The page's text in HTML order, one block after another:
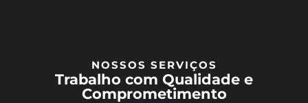
NOSSOS SERVIÇOS
Trabalho com Qualidade e
Comprometimento